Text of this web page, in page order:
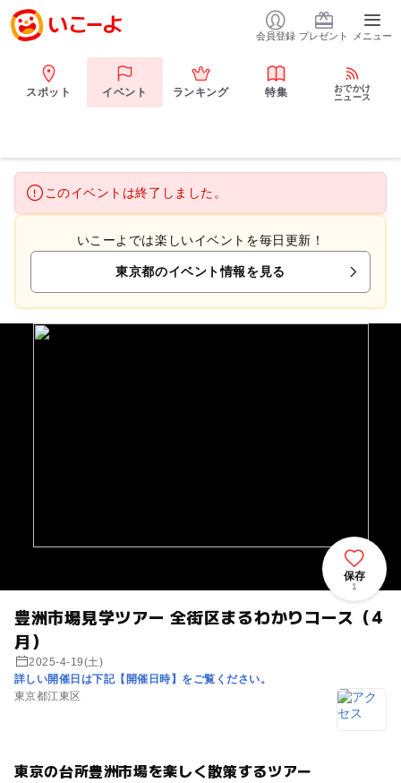
会員登録 プレゼント メニュー
スポット イベント ランキング 特集
おでかけ
ニュース
このイベントは終了しました。
いこーよでは楽しいイベントを毎日更新！
東京都のイベント情報を見る
豊洲市場見学ツアー 全街区まるわかりコース（4
月）
2025-4-19(土)
詳しい開催日は下記【開催日時】をご覧ください。
東京都江東区
保存
1
東京の台所豊洲市場を楽しく散策するツアー